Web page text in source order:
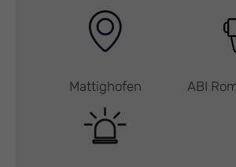
Mattighofen ABI